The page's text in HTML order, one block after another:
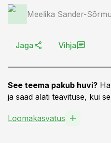
Meelika Sander-
Jaga Vihja
See teema pakub huvi?
ja saad alati teavituse, kui
Loomakasvatus